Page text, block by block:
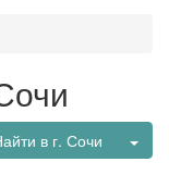
в г. Сочи